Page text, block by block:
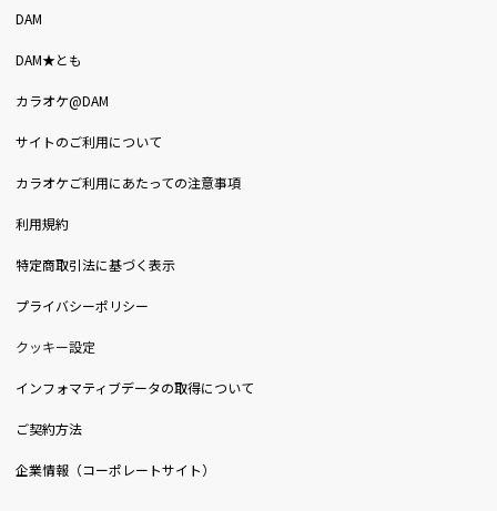
DAM
DAM★とも
カラオケ@DAM
サイトのご利用について
カラオケご利用にあたっての注意事項
利用規約
特定商取引法に基づく表示
プライバシーポリシー
クッキー設定
インフォマティブデータの取得について
ご契約方法
企業情報（コーポレートサイト）